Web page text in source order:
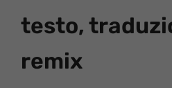
testo,
remix